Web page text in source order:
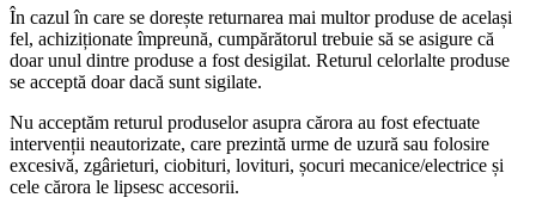
În cazul în care se dorește returnarea mai multor produse de același
fel, achiziționate împreună, cumpărătorul trebuie să se asigure că
doar unul dintre produse a fost desigilat. Returul celorlalte produse
se acceptă doar dacă sunt sigilate.
Nu acceptăm returul produselor asupra cărora au fost efectuate
intervenții neautorizate, care prezintă urme de uzură sau folosire
excesivă, zgârieturi, ciobituri, lovituri, șocuri mecanice/electrice și
cele cărora le lipsesc accesorii.